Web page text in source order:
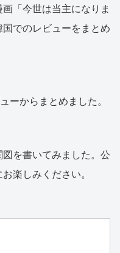
「今世は当主になりま
でのレビューをまとめ
ーからまとめました。
を書いてみました。公
楽しみください。